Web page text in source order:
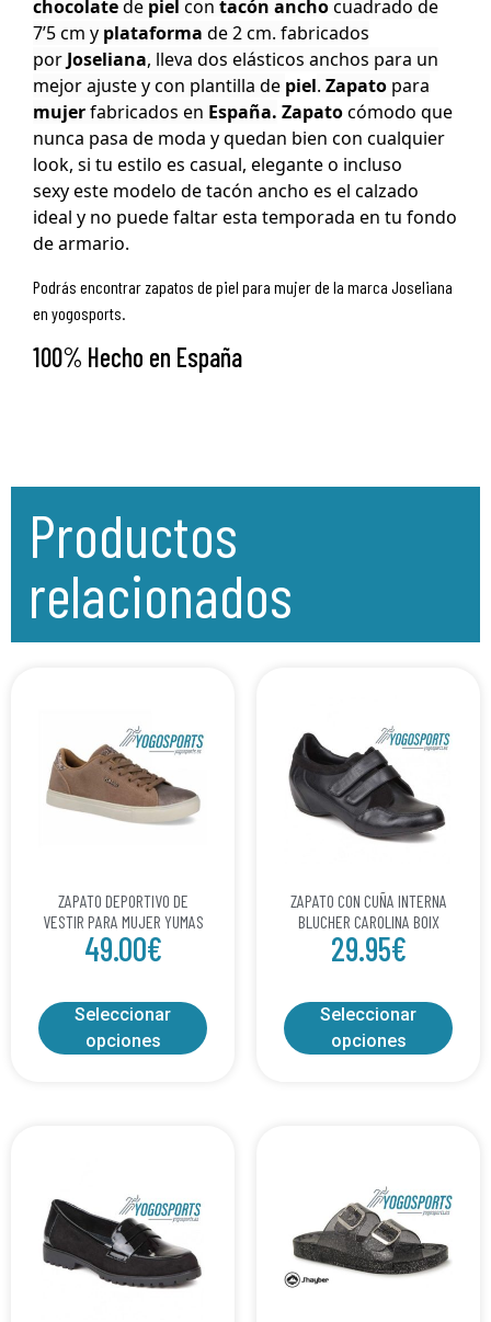
chocolatede piel con tacón anchocuadrado de
7’5 cm y plataforma de 2 cm. fabricados
por Joseliana, lleva dos elásticos anchos para un
mejor ajustey con plantilla de piel. Zapato para
mujerfabricados en España. Zapatocómodo que
nunca pasa de moda y quedan bien con cualquier
look, si tu estilo es casual, elegante o incluso
sexy este modelo de tacón ancho es el calzado
ideal y no puede faltar esta temporada en tu fondo
de armario.
Podrás encontrar zapatos de piel para mujer de la marca Joseliana
en yogosports.
100% Hecho en España
Productos
relacionados
ZAPATO DEPORTIVO DE
VESTIR PARA MUJER YUMAS
49.00€
Seleccionar
opciones
ZAPATO CON CUÑA INTERNA
BLUCHER CAROLINA BOIX
29.95€
Seleccionar
opciones